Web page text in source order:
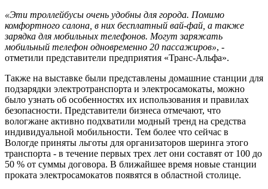
«Эти троллейбусы очень удобны для города. Помимо
комфортного салона, в них бесплатный вай-фай, а также
зарядка для мобильных телефонов. Могут заряжать
мобильный телефон одновременно 20 пассажиров», -
отметили представители предприятия «Транс-Альфа».
Также на выставке были представлены домашние станции для
подзарядки электротранспорта и электросамокаты, можно
было узнать об особенностях их использования и правилах
безопасности. Представители бизнеса отмечают, что
вологжане активно подхватили модный тренд на средства
индивидуальной мобильности. Тем более что сейчас в
Вологде приняты льготы для организаторов шеринга этого
транспорта - в течение первых трех лет они составят от 100 до
50 % от суммы договора. В ближайшее время новые станции
проката электросамокатов появятся в областной столице.